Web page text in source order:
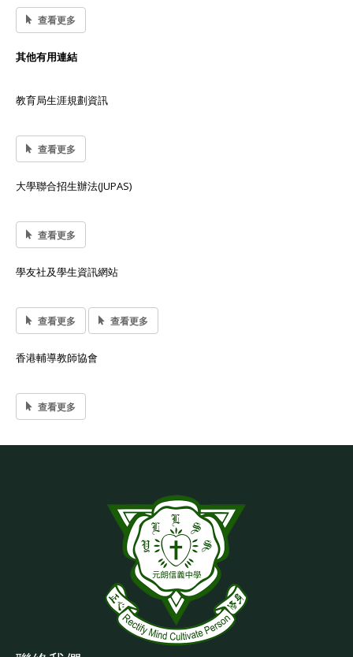
查看更多
其他有用連結
教育局生涯規劃資訊
查看更多
大學聯合招生辦法(JUPAS)
查看更多
學友社及學生資訊網站
查看更多 查看更多
香港輔導教師協會
查看更多